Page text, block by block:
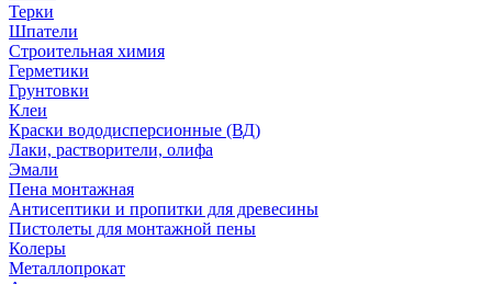
Терки
Шпатели
Строительная химия
Герметики
Грунтовки
Клеи
Краски вододисперсионные (ВД)
Лаки, растворители, олифа
Эмали
Пена монтажная
Антисептики и пропитки для древесины
Пистолеты для монтажной пены
Колеры
Металлопрокат